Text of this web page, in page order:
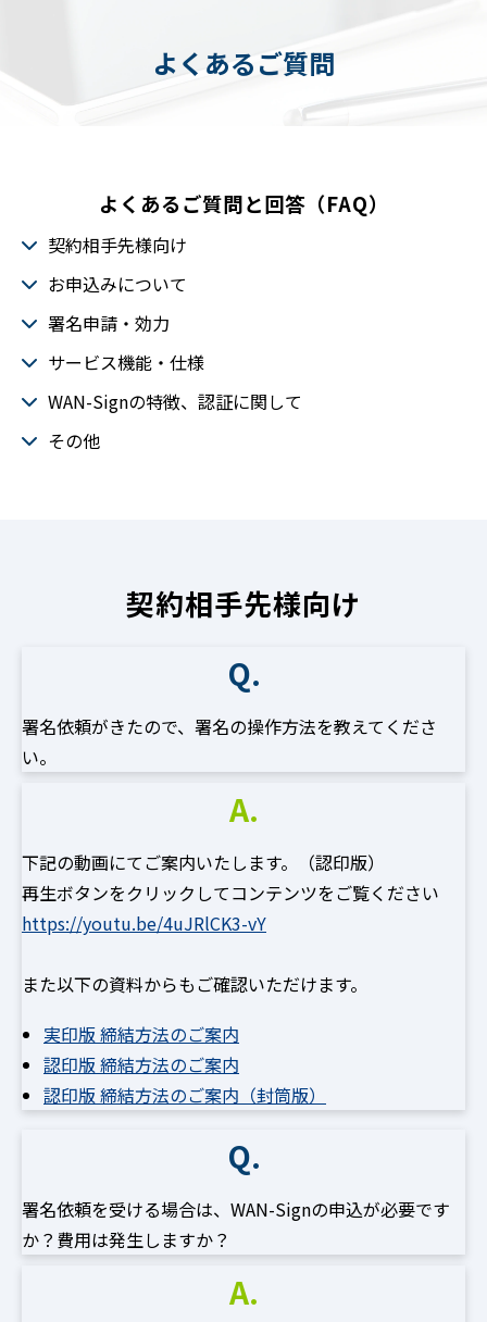
よくあるご質問
よくあるご質問と回答（FAQ）
契約相手先様向け
お申込みについて
署名申請・効力
サービス機能・仕様
WAN-Signの特徴、認証に関して
その他
契約相手先様向け
Q.
署名依頼がきたので、署名の操作方法を教えてくださ
い。
A.
下記の動画にてご案内いたします。（認印版）
再生ボタンをクリックしてコンテンツをご覧ください
https://youtu.be/4uJRlCK3-vY
また以下の資料からもご確認いただけます。
実印版 締結方法のご案内
認印版 締結方法のご案内
認印版 締結方法のご案内（封筒版）
Q.
署名依頼を受ける場合は、WAN-Signの申込が必要です
か？費用は発生しますか？
A.